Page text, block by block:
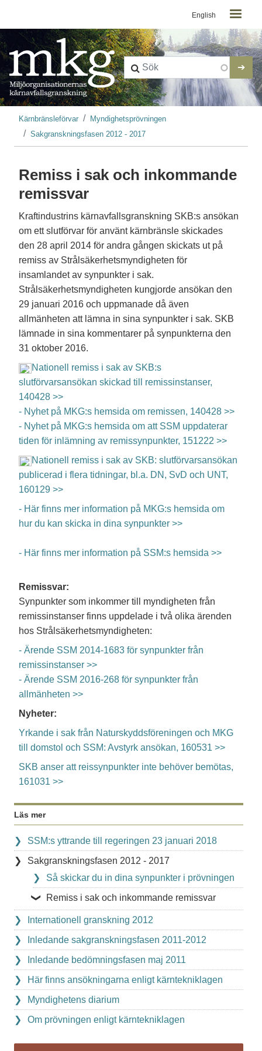
Kontaktmeny
English
Länkstig
Kärnbränsleförvar
Myndighetsprövningen
Sakgranskningsfasen 2012 - 2017
Remiss i sak och inkommande
remissvar
Kraftindustrins kärnavfallsgranskning SKB:s ansökan
om ett slutförvar för använt kärnbränsle skickades
den 28 april 2014 för andra gången skickats ut på
remiss av Strålsäkerhetsmyndigheten för
insamlandet av synpunkter i sak.
Strålsäkerhetsmyndigheten kungjorde ansökan den
29 januari 2016 och uppmanade då även
allmänheten att lämna in sina synpunkter i sak. SKB
lämnade in sina kommentarer på synpunkterna den
31 oktober 2016.
Nationell remiss i sak av SKB:s
slutförvarsansökan skickad till remissinstanser,
140428 >>
- Nyhet på MKG:s hemsida om remissen, 140428 >>
- Nyhet på MKG:s hemsida om att SSM uppdaterar
tiden för inlämning av remissynpunkter, 151222 >>
Nationell remiss i sak av SKB: slutförvarsansökan
publicerad i flera tidningar, bl.a. DN, SvD och UNT,
160129 >>
- Här finns mer information på MKG:s hemsida om
hur du kan skicka in dina synpunkter >>
- Här finns mer information på SSM:s hemsida >>
Remissvar:
Synpunkter som inkommer till myndigheten från
remissinstanser finns uppdelade i två olika ärenden
hos Strålsäkerhetsmyndigheten:
- Ärende SSM 2014-1683 för synpunkter från
remissinstanser >>
- Ärende SSM 2016-268 för synpunkter från
allmänheten >>
Nyheter:
Yrkande i sak från Naturskyddsföreningen och MKG
till domstol och SSM: Avstyrk ansökan, 160531 >>
SKB anser att reissynpunkter inte behöver bemötas,
161031 >>
Läs mer
SSM:s yttrande till regeringen 23 januari 2018
Sakgranskningsfasen 2012 - 2017
Så skickar du in dina synpunkter i prövningen
Remiss i sak och inkommande remissvar
Internationell granskning 2012
Inledande sakgranskningsfasen 2011-2012
Inledande bedömningsfasen maj 2011
Här finns ansökningarna enligt kärntekniklagen
Myndighetens diarium
Om prövningen enligt kärntekniklagen